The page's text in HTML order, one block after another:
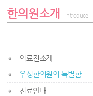
한의원소개 Introduce
의료진소개
우성한의원의 특별함
진료안내